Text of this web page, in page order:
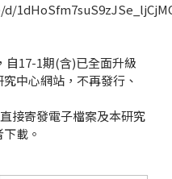
自17-1期(含)已全面升級
中心網站，不再發行、
接寄發電子檔案及本研究
載。